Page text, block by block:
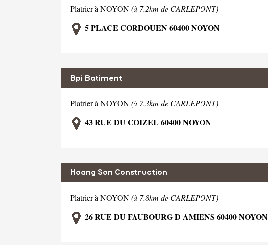
Platrier à NOYON(à 7.2km de CARLEPONT)
5 PLACE CORDOUEN 60400 NOYON
Bpi Batiment
Platrier à NOYON(à 7.3km de CARLEPONT)
43 RUE DU COIZEL 60400 NOYON
Hoang Son Construction
Platrier à NOYON(à 7.8km de CARLEPONT)
26 RUE DU FAUBOURG D AMIENS 60400 NOYON